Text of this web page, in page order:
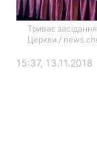
Триває
Церкви /
15:37, 13.11.2018